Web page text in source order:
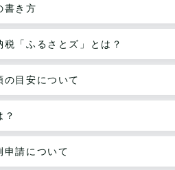
書き方
税「ふるさとズ」とは？
目安について
申請について